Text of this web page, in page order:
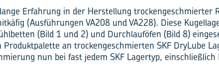
Erfahrung in der Herstellung trockengeschmierter
(Ausführungen VA208 und VA228). Diese
(Bild 1 und 2) und Durchlauföfen (Bild 8)
an trockengeschmierten SKF DryLube
nun bei fast jedem SKF Lagertyp,